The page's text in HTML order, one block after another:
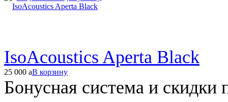
IsoAcoustics Aperta Black
25 000 aВ корзину
Бонусная система и скидки